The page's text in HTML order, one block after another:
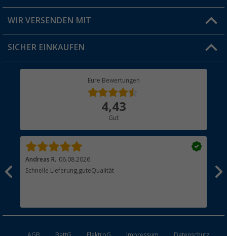
Jobs & Karriere
Versandinformationen
Rücksendung
WIR VERSENDEN MIT
SICHER EINKAUFEN
Eure Bewertungen
4,43
Gut
Andreas R. 06.08.2026
Schnelle Lieferung,guteQualität